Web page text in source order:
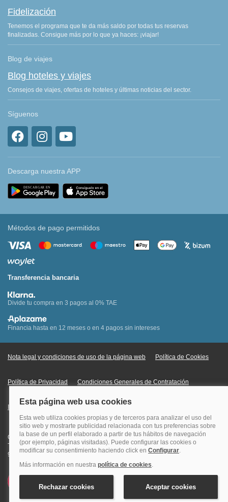
Fidelización
Tenemos el programa que te da más saldo por todas tus reservas
finalizadas. Consigue más por lo que ya haces: ¡viajar!
Blog de viajes
Blog hoteles y viajes
Consejos de viajes, ofertas de hoteles y últimas noticias del sector.
Síguenos
Descarga nuestra APP
Métodos de pago permitidos
Transferencia bancaria
Divide tu compra en 3 pagos al 0% TAE
Financia hasta en 12 meses o en 4 pagos sin intereses
Nota legal y condiciones de uso de la página web Política de Cookies
Política de Privacidad Condiciones Generales de Contratación
Información Legal sobre Mercados en Línea
Quehoteles.com - Especialistas en hoteles © Copyright Veturis Travel S.A.
Todos los derechos reservados. Autorización nº I-AV0000879.4 Tel: +34
915759999